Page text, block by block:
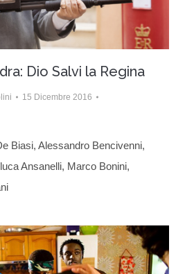
Dio Salvi la Regina
15 Dicembre 2016
Biasi, Alessandro Bencivenni,
Ansanelli, Marco Bonini,